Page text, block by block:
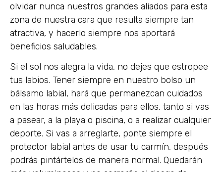
olvidar nunca nuestros grandes aliados para esta
zona de nuestra cara que resulta siempre tan
atractiva, y hacerlo siempre nos aportará
beneficios saludables.
Si el sol nos alegra la vida, no dejes que estropee
tus labios. Tener siempre en nuestro bolso un
bálsamo labial, hará que permanezcan cuidados
en las horas más delicadas para ellos, tanto si vas
a pasear, a la playa o piscina, o a realizar cualquier
deporte. Si vas a arreglarte, ponte siempre el
protector labial antes de usar tu carmín, después
podrás pintártelos de manera normal. Quedarán